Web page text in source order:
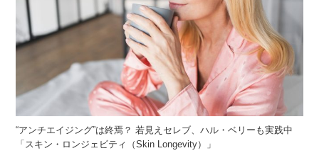
“アンチエイジング”は終焉？ 若見えセレブ、ハル・ベリーも実践中
「スキン・ロンジェビティ（Skin Longevity）」